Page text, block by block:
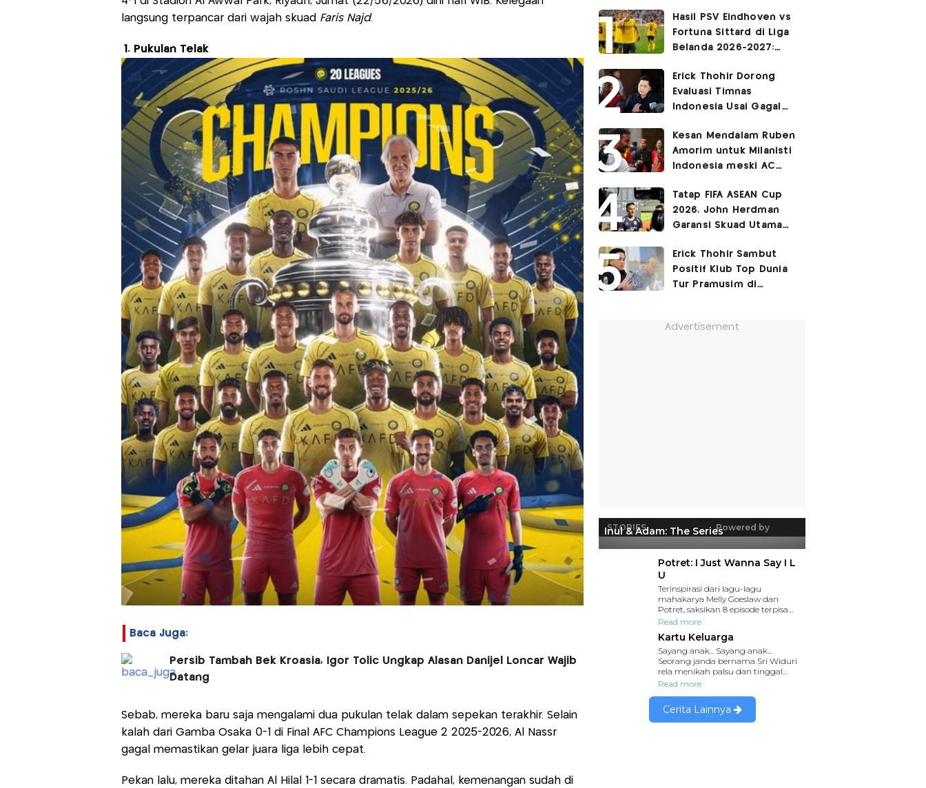
langsung terpancar dari wajah skuad Faris Najd.
1. Pukulan Telak
Baca Juga:
Persib Tambah Bek Kroasia, Igor Tolic Ungkap Alasan Danijel Loncar Wajib
Datang
Sebab, mereka baru saja mengalami dua pukulan telak dalam sepekan terakhir. Selain
kalah dari Gamba Osaka 0-1 di Final AFC Champions League 2 2025-2026, Al Nassr
gagal memastikan gelar juara liga lebih cepat.
Pekan lalu, mereka ditahan Al Hilal 1-1 secara dramatis. Padahal, kemenangan sudah di
Hasil PSV Eindhoven vs
Fortuna Sittard di Liga
Belanda 2026-2027:
Menit, Ole Romeny
Cetak Gol Debut
Erick Thohir Dorong
Evaluasi Timnas
Indonesia Usai Gagal
AFF 2026
Kesan Mendalam Ruben
Amorim untuk Milanisti
Indonesia meski AC
di SUGBK
Tatap FIFA ASEAN Cup
2026, John Herdman
Garansi Skuad Utama
Diperkuat Kevin Diks
dan Jay Idzes
Erick Thohir Sambut
Positif Klub Top Dunia
Tur Pramusim di
Advertisement